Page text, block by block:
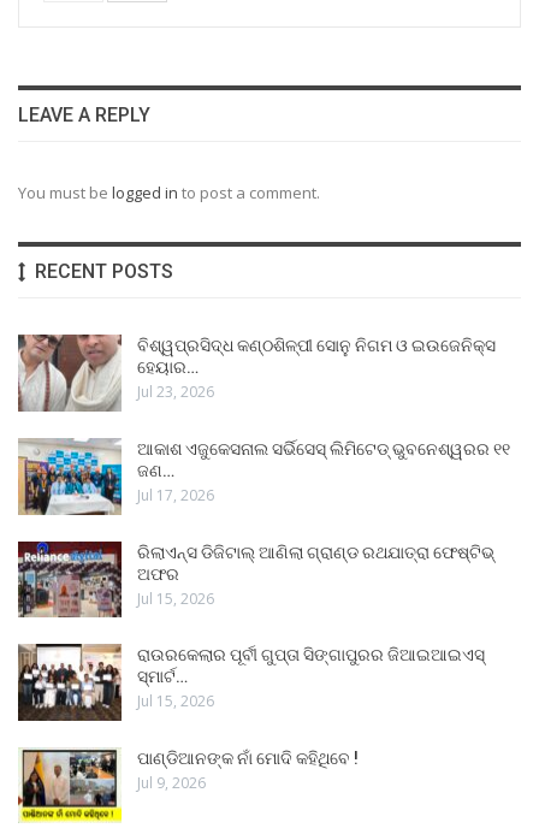
LEAVE A REPLY
You must be logged in to post a comment.
RECENT POSTS
ବିଶ୍ୱପ୍ରସିଦ୍ଧ କଣ୍ଠଶିଳ୍ପୀ ସୋନୁ ନିଗମ ଓ ଇଉଜେନିକ୍ସ
ହେୟାର…
Jul 23, 2026
ଆକାଶ ଏଜୁକେସନାଲ ସର୍ଭିସେସ୍ ଲିମିଟେଡ୍ ଭୁବନେଶ୍ୱରର ୧୧
ଜଣ…
Jul 17, 2026
ରିଲାଏନ୍ସ ଡିଜିଟାଲ୍ ଆଣିଲା ଗ୍ରାଣ୍ଡ ରଥଯାତ୍ରା ଫେଷ୍ଟିଭ୍
ଅଫର
Jul 15, 2026
ରାଉରକେଲାର ପୂର୍ବୀ ଗୁପ୍ତା ସିଙ୍ଗାପୁରର ଜିଆଇଆଇଏସ୍
ସ୍ମାର୍ଟ…
Jul 15, 2026
ପାଣ୍ଡିଆନଙ୍କ ନାଁ ମୋଦି କହିଥିବେ !
Jul 9, 2026